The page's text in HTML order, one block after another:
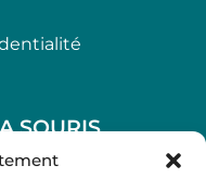
SOURIS
LANGON